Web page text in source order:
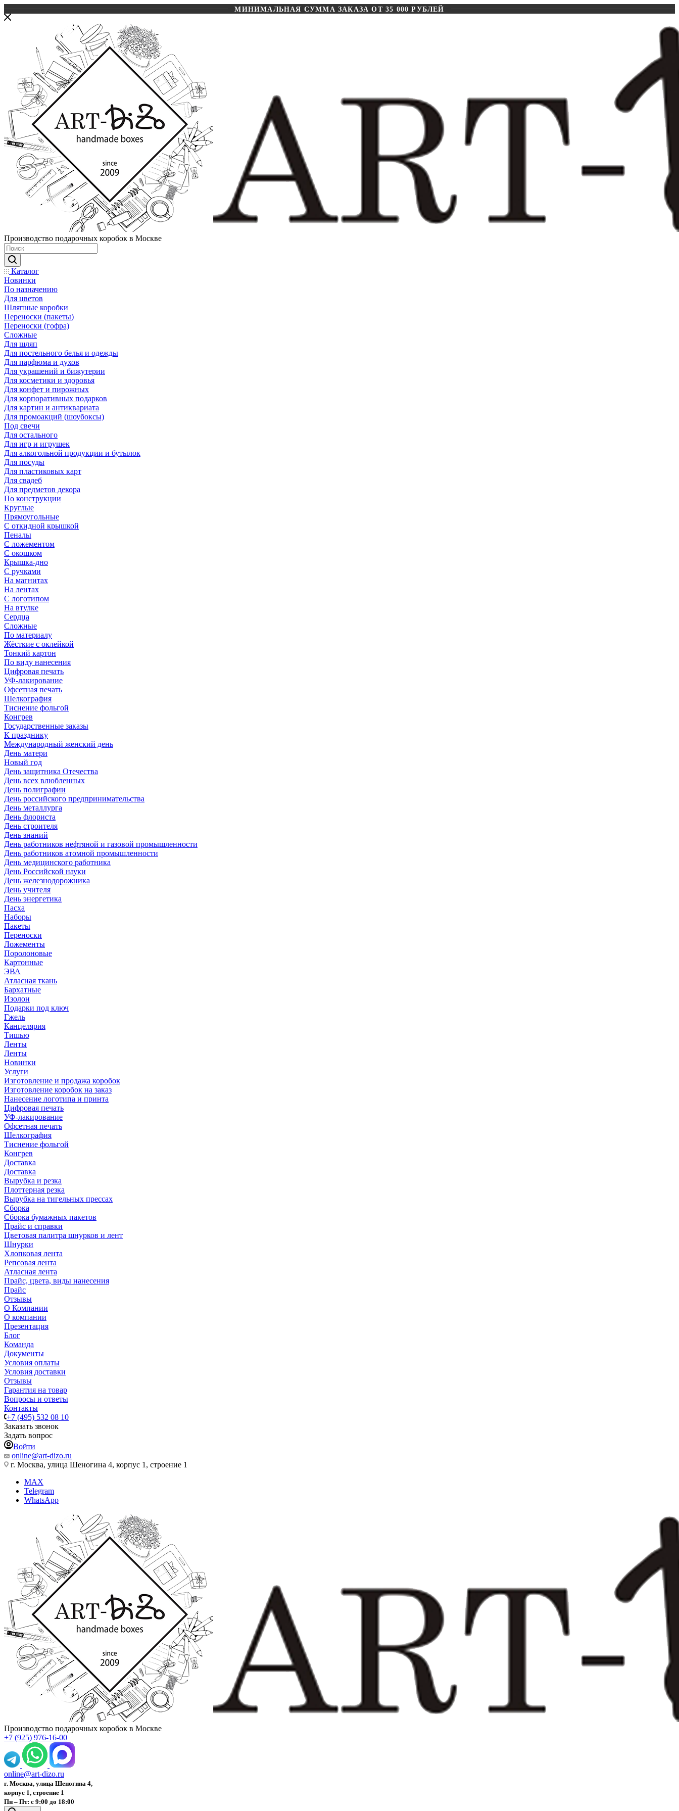
МИНИМАЛЬНАЯ СУММА ЗАКАЗА ОТ 35 000 РУБЛЕЙ
Производство подарочных коробок в Москве
Каталог
Новинки
По назначению
Для цветов
Шляпные коробки
Переноски (пакеты)
Переноски (гофра)
Сложные
Для шляп
Для постельного белья и одежды
Для парфюма и духов
Для украшений и бижутерии
Для косметики и здоровья
Для конфет и пирожных
Для корпоративных подарков
Для картин и антиквариата
Для промоакций (шоубоксы)
Под свечи
Для остального
Для игр и игрушек
Для алкогольной продукции и бутылок
Для посуды
Для пластиковых карт
Для свадеб
Для предметов декора
По конструкции
Круглые
Прямоугольные
С откидной крышкой
Пеналы
С ложементом
С окошком
Крышка-дно
С ручками
На магнитах
На лентах
С логотипом
На втулке
Сердца
Сложные
По материалу
Жёсткие с оклейкой
Тонкий картон
По виду нанесения
Цифровая печать
УФ-лакирование
Офсетная печать
Шелкография
Тиснение фольгой
Конгрев
Государственные заказы
К празднику
Международный женский день
День матери
Новый год
День защитника Отечества
День всех влюбленных
День полиграфии
День российского предпринимательства
День металлурга
День флориста
День строителя
День знаний
День работников нефтяной и газовой промышленности
День работников атомной промышленности
День медицинского работника
День Российской науки
День железнодорожника
День учителя
День энергетика
Пасха
Наборы
Пакеты
Переноски
Ложементы
Поролоновые
Картонные
ЭВА
Атласная ткань
Бархатные
Изолон
Подарки под ключ
Гжель
Канцелярия
Тишью
Ленты
Ленты
Новинки
Услуги
Изготовление и продажа коробок
Изготовление коробок на заказ
Нанесение логотипа и принта
Цифровая печать
УФ-лакирование
Офсетная печать
Шелкография
Тиснение фольгой
Конгрев
Доставка
Доставка
Вырубка и резка
Плоттерная резка
Вырубка на тигельных прессах
Сборка
Сборка бумажных пакетов
Прайс и справки
Цветовая палитра шнурков и лент
Шнурки
Хлопковая лента
Репсовая лента
Атласная лента
Прайс, цвета, виды нанесения
Прайс
Отзывы
О Компании
О компании
Презентация
Блог
Команда
Документы
Условия оплаты
Условия доставки
Отзывы
Гарантия на товар
Вопросы и ответы
Контакты
+7 (495) 532 08 10
Заказать звонок
Задать вопрос
Войти
online@art-dizo.ru
г. Москва, улица Шеногина 4, корпус 1, строение 1
MAX
Telegram
WhatsApp
Производство подарочных коробок в Москве
+7 (925) 976-16-00
online@art-dizo.ru
г. Москва, улица Шеногина 4,
корпус 1, строение 1
Пн – Пт: с 9:00 до 18:00